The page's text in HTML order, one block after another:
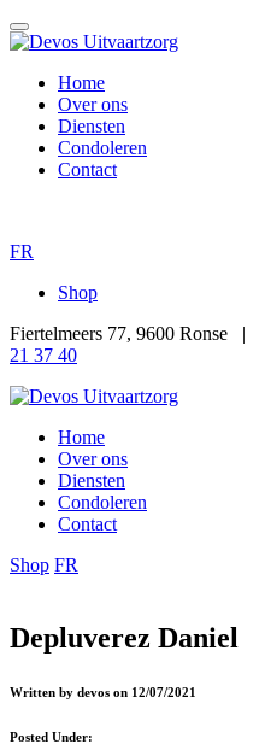
Home
Over ons
Diensten
Condoleren
Contact
FR
Shop
Fiertelmeers 77, 9600 Ronse |
21 37 40
Home
Over ons
Diensten
Condoleren
Contact
Shop FR
Depluverez Daniel
Written by devos on 12/07/2021
Posted Under: